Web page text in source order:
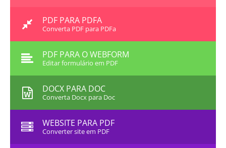
PDF PARA PDFA
Converta PDF para PDFa
PDF PARA O WEBFORM
Editar formulário em PDF
DOCX PARA DOC
Converta Docx para Doc
WEBSITE PARA PDF
Converter site em PDF